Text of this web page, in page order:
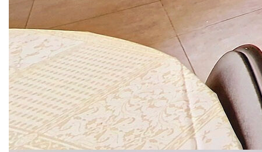
Toutes les fenêtres sont équipées de volets roulants
électriques et de double vitrage pour plus de confort.
Cet appartement est également climatisé.
Aucun travaux à prévoir
Pour plus d'informations, contactez Régis au
06.18.74.10.04
Nos honoraires Nous contacter
Diagnostics énergétiques